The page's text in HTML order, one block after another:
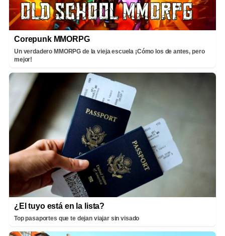
Corepunk MMORPG
Un verdadero MMORPG de la vieja escuela ¡Cómo los de antes, pero
mejor!
¿El tuyo está en la lista?
Top pasaportes que te dejan viajar sin visado